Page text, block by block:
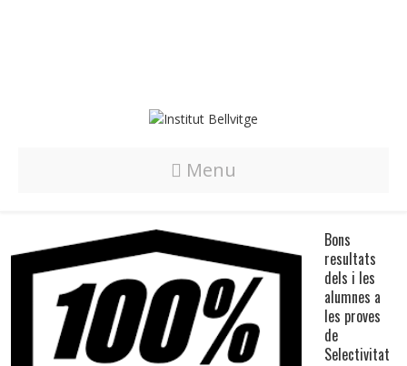
Menu
Bons resultats dels i les alumnes a les proves de
Selectivitat
Bons
resultats
dels i les
alumnes a
les proves
de
Selectivitat